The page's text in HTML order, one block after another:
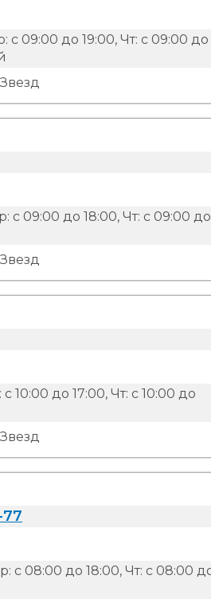
с 09:00 до 19:00, Чт: с 09:00 до
с 09:00 до 18:00, Чт: с 09:00 до
10:00 до 17:00, Чт: с 10:00 до
77
с 08:00 до 18:00, Чт: с 08:00